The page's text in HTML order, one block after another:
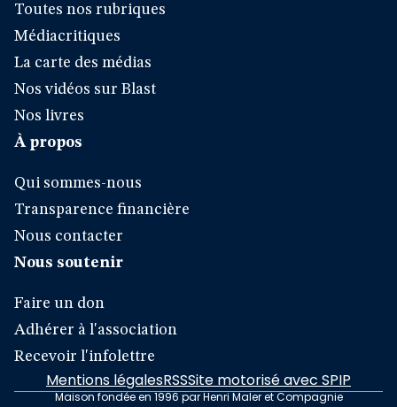
Toutes nos rubriques
Médiacritiques
La carte des médias
Nos vidéos sur Blast
Nos livres
À propos
Qui sommes-nous
Transparence financière
Nous contacter
Nous soutenir
Faire un don
Adhérer à l'association
Recevoir l'infolettre
Mentions légalesRSSSite motorisé avec SPIP
Maison fondée en 1996 par Henri Maler et Compagnie